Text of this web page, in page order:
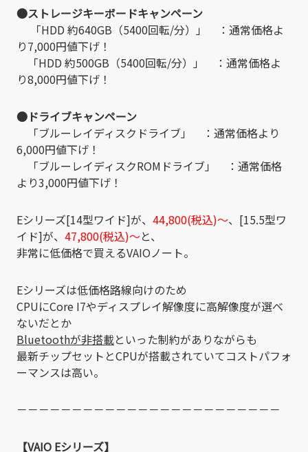
●ストレージキーボードキャンペーン
「HDD 約640GB（5400回転/分）」 ：通常価格よ
り7,000円値下げ！
「HDD 約500GB（5400回転/分）」 ：通常価格よ
り8,000円値下げ！
●ドライブキャンペーン
「ブルーレイディスクドライブ」 ：通常価格より
6,000円値下げ！
「ブルーレイディスクROMドライブ」 ：通常価格
より3,000円値下げ！
Eシリーズ[14型ワイド]が、 44,800(税込)～、[15.5型ワ
イド]が、 47,800(税込)～と、
非常に低価格で買えるVAIOノート。
Eシリーズは低価格路線向けのため
CPUにCore I7やディスプレイ解像度に高解像度が選べ
ないだとか
Bluetoothが非搭載といった制約がありながらも
最新チップセットとCPUが搭載されていてコストパフォ
ーマンスは高い。
－－－－－－－－－－－－－－－－－－－－－－－－
【VAIO Eシリーズ】